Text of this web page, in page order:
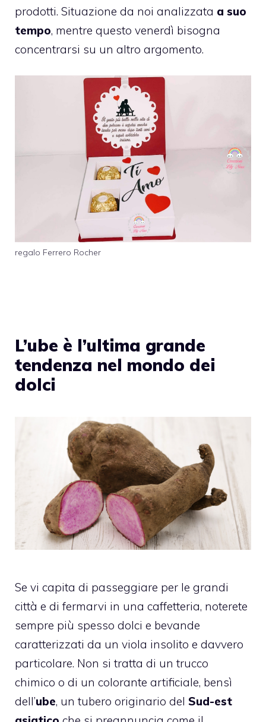
prodotti. Situazione da noi analizzata a suo
tempo, mentre questo venerdì bisogna
concentrarsi su un altro argomento.
regalo Ferrero Rocher
L’ube è l’ultima grande
tendenza nel mondo dei
dolci
Se vi capita di passeggiare per le grandi
città e di fermarvi in una caffetteria, noterete
sempre più spesso dolci e bevande
caratterizzati da un viola insolito e davvero
particolare. Non si tratta di un trucco
chimico o di un colorante artificiale, bensì
dell’ube, un tubero originario del Sud-est